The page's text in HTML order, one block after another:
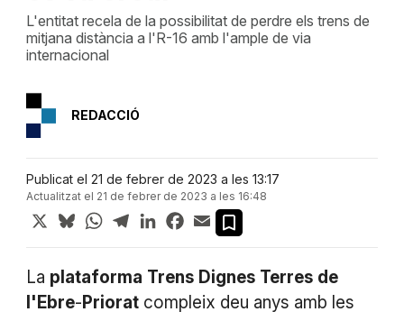
L'entitat recela de la possibilitat de perdre els trens de
mitjana distància a l'R-16 amb l'ample de via
internacional
REDACCIÓ
Publicat el 21 de febrer de 2023 a les 13:17
Actualitzat el 21 de febrer de 2023 a les 16:48
X BlueskyWhatsApp
TelegramLinkedInFacebook
Email
La plataforma Trens Dignes Terres de
l'Ebre-Prioratcompleix deu anys amb les